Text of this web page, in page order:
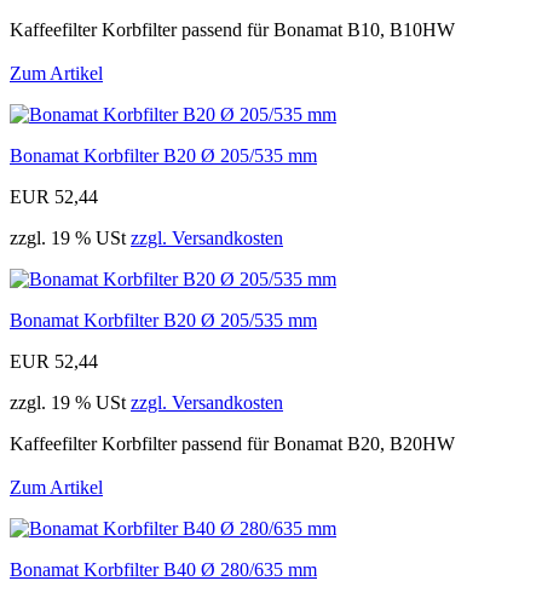
Kaffeefilter Korbfilter passend für Bonamat B10, B10HW
Zum Artikel
Bonamat Korbfilter B20 Ø 205/535 mm
EUR 52,44
zzgl. 19 % USt zzgl. Versandkosten
Bonamat Korbfilter B20 Ø 205/535 mm
EUR 52,44
zzgl. 19 % USt zzgl. Versandkosten
Kaffeefilter Korbfilter passend für Bonamat B20, B20HW
Zum Artikel
Bonamat Korbfilter B40 Ø 280/635 mm